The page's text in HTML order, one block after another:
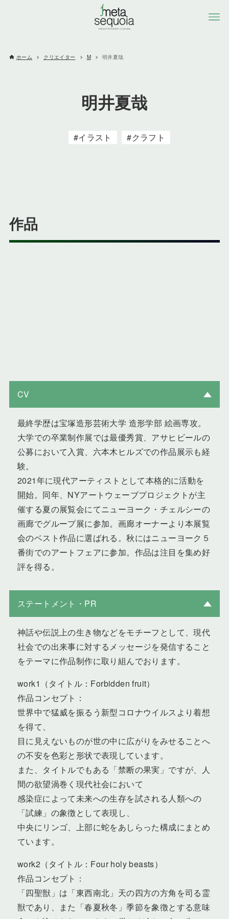
ホーム クリエイター M 明井夏哉
明井夏哉
イラスト クラフト
作品
CV
最終学歴は宝塚造形芸術大学 造形学部 絵画専攻。
大学での卒業制作展では最優秀賞、アサヒビールの
公募において入賞、六本木ヒルズでの作品展示も経
験。
2021年に現代アーティストとして本格的に活動を
開始。同年、NYアートウェーブプロジェクトが主
催する夏の展覧会にてニューヨーク・チェルシーの
画廊でグループ展に参加。画廊オーナーより本展覧
会のベスト作品に選ばれる。秋にはニューヨーク５
番街でのアートフェアに参加。作品は注目を集め好
評を得る。
ステートメント・PR
神話や伝説上の生き物などをモチーフとして、現代
社会での出来事に対するメッセージを発信すること
をテーマに作品制作に取り組んでおります。
work1（タイトル：Forbidden fruit）
作品コンセプト：
世界中で猛威を振るう新型コロナウイルスより着想
を得て、
目に見えないものが世の中に広がりをみせることへ
の不安を色彩と形状で表現しています。
また、タイトルでもある「禁断の果実」ですが、人
間の欲望渦巻く現代社会において
感染症によって未来への生存を試される人類への
「試練」の象徴として表現し、
中央にリンゴ、上部に蛇をあしらった構成にまとめ
ています。
work2（タイトル：Four holy beasts）
作品コンセプト：
「四聖獣」は「東西南北」天の四方の方角を司る霊
獣であり、また「春夏秋冬」季節を象徴とする意味